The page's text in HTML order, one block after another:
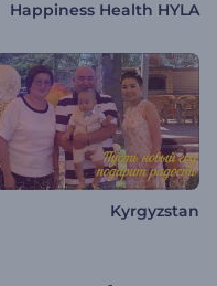
Happiness Health HYLA
Kyrgyzstan